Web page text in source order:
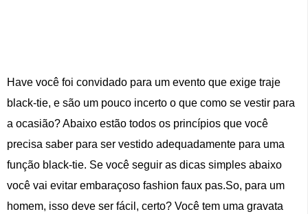
Have você foi convidado para um evento que exige traje
black-tie, e são um pouco incerto o que como se vestir para
a ocasião? Abaixo estão todos os princípios que você
precisa saber para ser vestido adequadamente para uma
função black-tie. Se você seguir as dicas simples abaixo
você vai evitar embaraçoso fashion faux pas.So, para um
homem, isso deve ser fácil, certo? Você tem uma gravata